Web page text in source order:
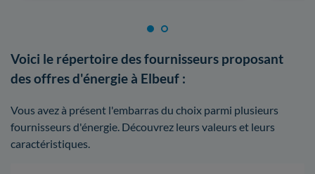
Voici le répertoire des fournisseurs proposant
des offres d'énergie à Elbeuf :
Vous avez à présent l'embarras du choix parmi plusieurs
fournisseurs d'énergie. Découvrez leurs valeurs et leurs
caractéristiques.